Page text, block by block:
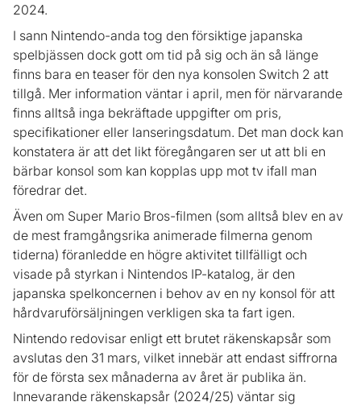
2024.
I sann Nintendo-anda tog den försiktige japanska
spelbjässen dock gott om tid på sig och än så länge
finns bara en teaser för den nya konsolen Switch 2 att
tillgå. Mer information väntar i april, men för närvarande
finns alltså inga bekräftade uppgifter om pris,
specifikationer eller lanseringsdatum. Det man dock kan
konstatera är att det likt föregångaren ser ut att bli en
bärbar konsol som kan kopplas upp mot tv ifall man
föredrar det.
Även om Super Mario Bros-filmen (som alltså blev en av
de mest framgångsrika animerade filmerna genom
tiderna) föranledde en högre aktivitet tillfälligt och
visade på styrkan i Nintendos IP-katalog, är den
japanska spelkoncernen i behov av en ny konsol för att
hårdvaruförsäljningen verkligen ska ta fart igen.
Nintendo redovisar enligt ett brutet räkenskapsår som
avslutas den 31 mars, vilket innebär att endast siffrorna
för de första sex månaderna av året är publika än.
Innevarande räkenskapsår (2024/25) väntar sig